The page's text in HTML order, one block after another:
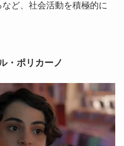
ど、社会活動を積極的に
・ポリカーノ